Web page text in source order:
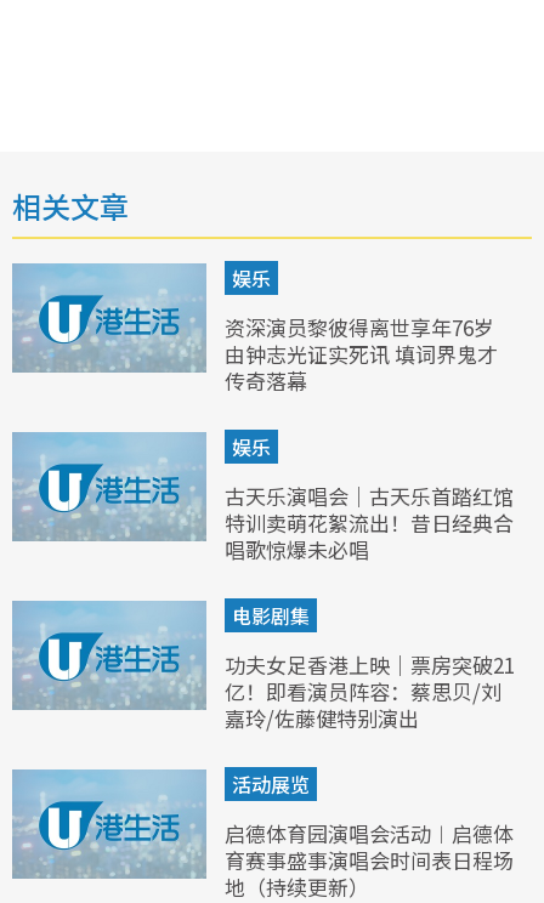
相关文章
娱乐
资深演员黎彼得离世享年76岁
由钟志光证实死讯 填词界鬼才
传奇落幕
娱乐
古天乐演唱会｜古天乐首踏红馆
特训卖萌花絮流出！昔日经典合
唱歌惊爆未必唱
电影剧集
功夫女足香港上映｜票房突破21
亿！即看演员阵容：蔡思贝/刘
嘉玲/佐藤健特别演出
活动展览
启德体育园演唱会活动︱启德体
育赛事盛事演唱会时间表日程场
地（持续更新）